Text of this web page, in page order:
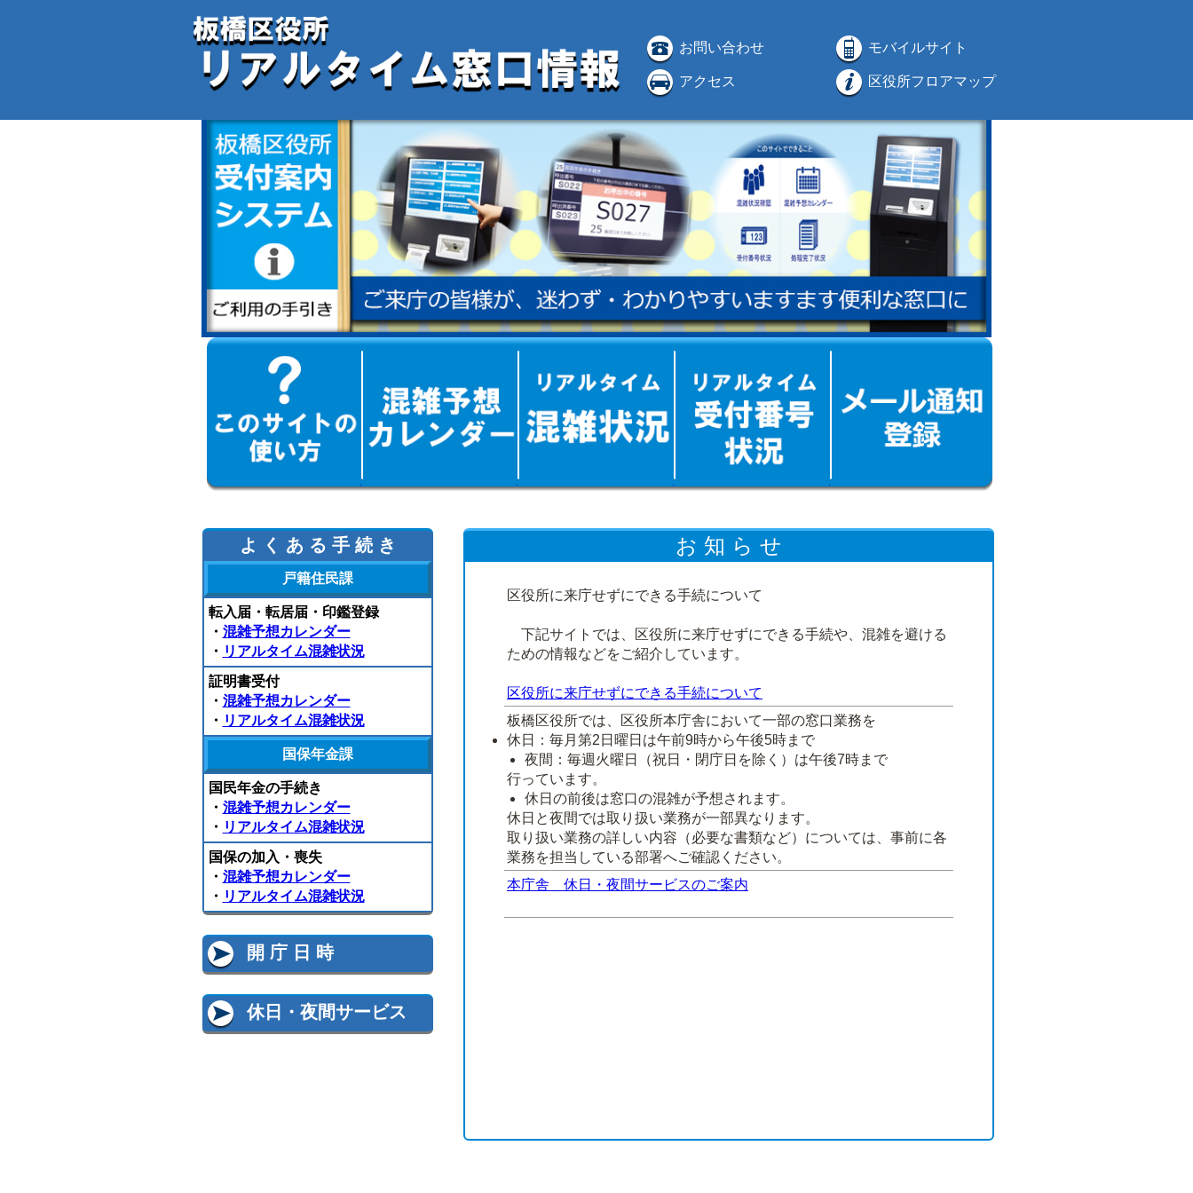
お問い合わせ モバイルサイト
アクセス 区役所フロアマップ
よ く あ る 手 続 き
戸籍住民課
転入届・転居届・印鑑登録
・ 混雑予想カレンダー
・ リアルタイム混雑状況
証明書受付
・ 混雑予想カレンダー
・ リアルタイム混雑状況
国保年金課
国民年金の手続き
・ 混雑予想カレンダー
・ リアルタイム混雑状況
国保の加入・喪失
・ 混雑予想カレンダー
・ リアルタイム混雑状況
開 庁 日 時
休日・夜間サービス
お 知 ら せ
区役所に来庁せずにできる手続について
下記サイトでは、区役所に来庁せずにできる手続や、混雑を避ける
ための情報などをご紹介しています。
区役所に来庁せずにできる手続について
板橋区役所では、区役所本庁舎において一部の窓口業務を
休日：毎月第2日曜日は午前9時から午後5時まで
夜間：毎週火曜日（祝日・閉庁日を除く）は午後7時まで
行っています。
休日の前後は窓口の混雑が予想されます。
休日と夜間では取り扱い業務が一部異なります。
取り扱い業務の詳しい内容（必要な書類など）については、事前に各
業務を担当している部署へご確認ください。
本庁舎 休日・夜間サービスのご案内